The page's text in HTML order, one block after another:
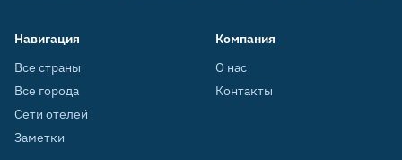
Навигация
Все страны
Все города
Сети отелей
Заметки
Компания
О нас
Контакты